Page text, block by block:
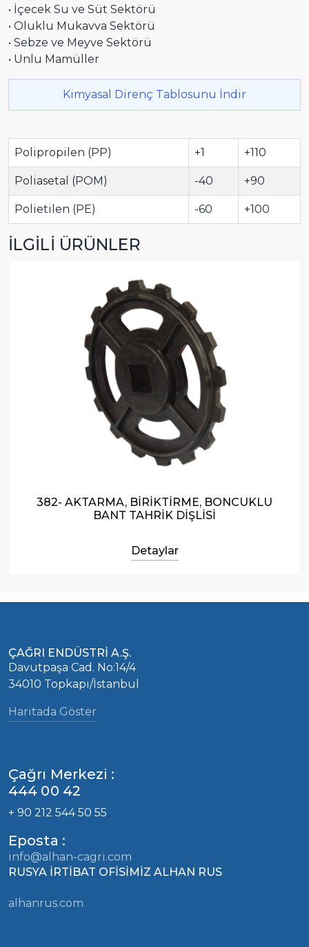
• İçecek Su ve Süt Sektörü
• Oluklu Mukavva Sektörü
• Sebze ve Meyve Sektörü
• Unlu Mamüller
Kimyasal Direnç Tablosunu İndir
Polipropilen (PP) +1 +110
Poliasetal (POM) -40 +90
Polietilen (PE) -60 +100
İLGİLİ ÜRÜNLER
382- AKTARMA, BİRİKTİRME, BONCUKLU
BANT TAHRİK DİŞLİSİ
Detaylar
ÇAĞRI ENDÜSTRİ A.Ş.
Davutpaşa Cad. No:14/4
34010 Topkapı/İstanbul
Haritada Göster
Çağrı Merkezi :
444 00 42
+ 90 212 544 50 55
Eposta :
info@alhan-cagri.com
RUSYA İRTİBAT OFİSİMİZ ALHAN RUS
alhanrus.com